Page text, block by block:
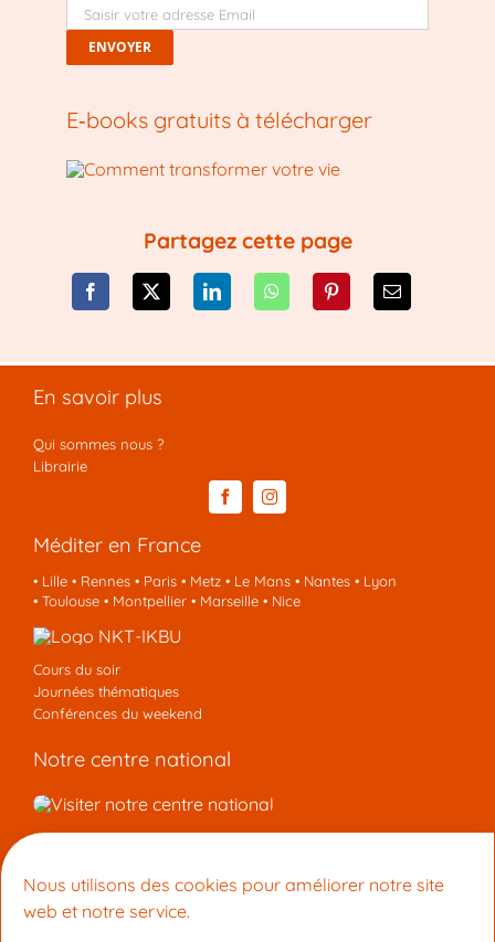
Nous utilisons des cookies pour améliorer notre site
web et notre service.
E‑books gratuits à télécharger
Partagez cette page
En savoir plus
Qui sommes nous ?
Librairie
Méditer en France
• Lille• Rennes• Paris• Metz• Le Mans• Nantes• Lyon
• Toulouse• Montpellier• Marseille• Nice
Cours du soir
Journées thématiques
Conférences du weekend
Notre centre national
Centre de méditation Tchakrasambara
58 Bd Général Louis Delfino, 06300 Nice